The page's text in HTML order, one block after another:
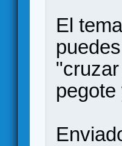
El